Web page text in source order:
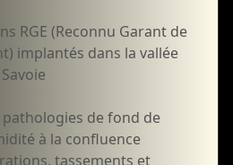
RGE (Reconnu Garant de
implantés dans la vallée
de fond de
à la confluence
tassements et